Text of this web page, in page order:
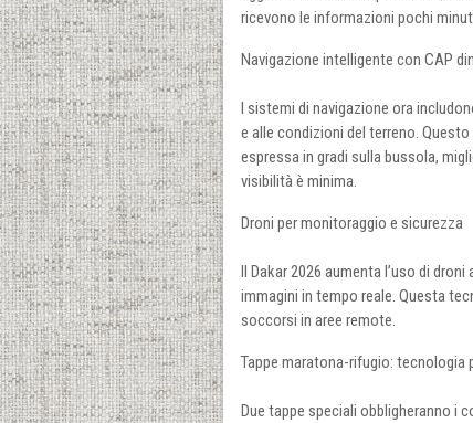
ricevono le informazioni pochi
Navigazione intelligente con CAP
I sistemi di navigazione ora
e alle condizioni del terreno.
espressa in gradi sulla bussola,
visibilità è minima.
Droni per monitoraggio e sicurezza
Il Dakar 2026 aumenta l’uso di
immagini in tempo reale. Questa
soccorsi in aree remote.
Tappe maratona-rifugio: tecnologia
Due tappe speciali obbligheranno i